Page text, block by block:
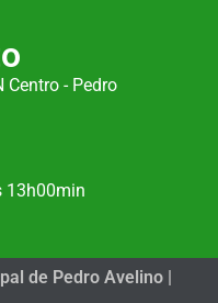
- Pedro
13h00min
de Pedro Avelino |